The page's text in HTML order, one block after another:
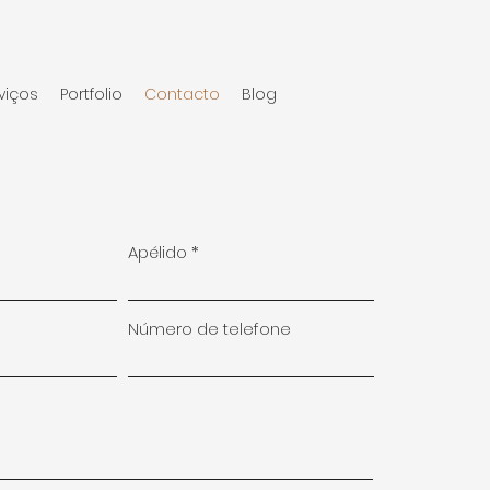
Portfolio Contacto Blog
Apélido
Número de telefone